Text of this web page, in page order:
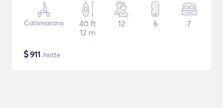
Catamarano
40 ft
12 m
12 6 7
$911 /notte